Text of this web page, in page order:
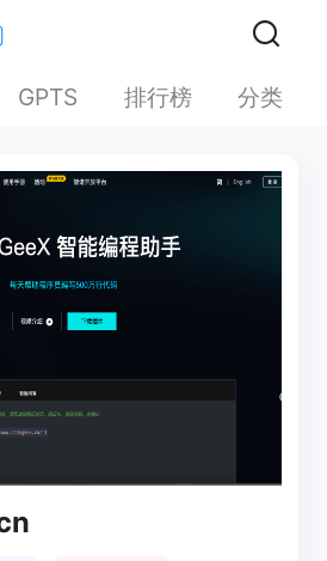
GPTS 排行榜 分类